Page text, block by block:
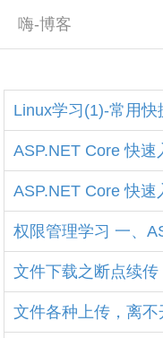
嗨-博客
Linux学习(1)-常用
ASP.NET Core 快速
ASP.NET Core 快速
权限管理学习 一、
文件下载之断点续传
文件各种上传，离不